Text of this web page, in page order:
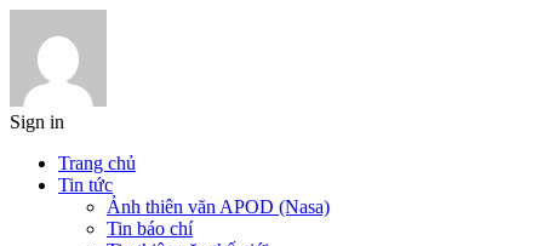
Sign in
Trang chủ
Tin tức
Ảnh thiên văn APOD (Nasa)
Tin báo chí